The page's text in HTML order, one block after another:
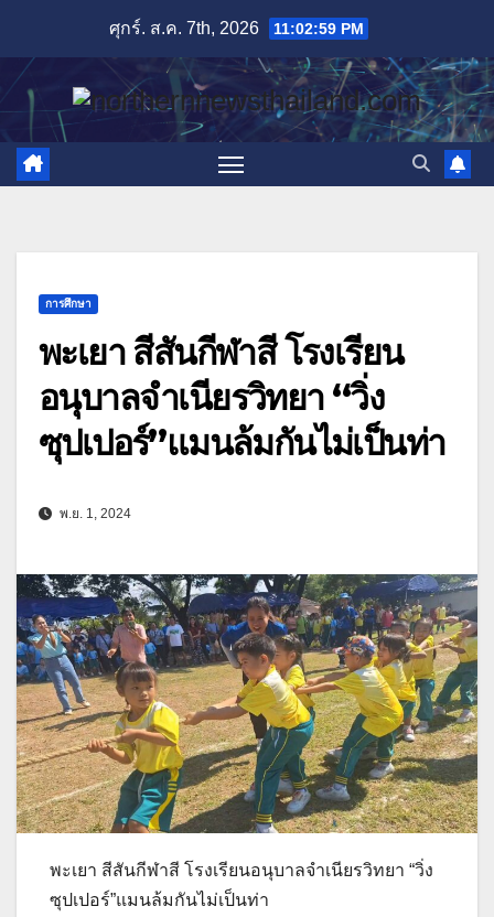
content
ศุกร์. ส.ค. 7th, 2026 11:03:00 PM
การศึกษา
พะเยา สีสันกีฬาสี โรงเรียน
อนุบาลจำเนียรวิทยา “วิ่ง
ซุปเปอร์”แมนล้มกันไม่เป็นท่า
พ.ย. 1, 2024
พะเยา สีสันกีฬาสี โรงเรียนอนุบาลจำเนียรวิทยา “วิ่ง
ซุปเปอร์”แมนล้มกันไม่เป็นท่า